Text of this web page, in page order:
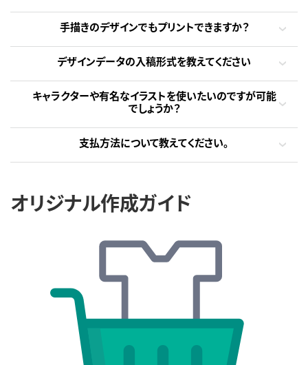
手描きのデザインでもプリントできますか？
デザインデータの入稿形式を教えてください
キャラクターや有名なイラストを使いたいのですが可能
でしょうか？
支払方法について教えてください。
オリジナル作成ガイド